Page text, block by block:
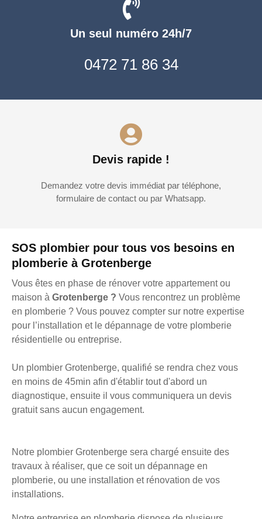
SOS plombier pour tous vos besoins en
plomberie à Grotenberge
Vous êtes en phase de rénover votre appartement ou
maison à Grotenberge ? Vous rencontrez un problème
en plomberie ? Vous pouvez compter sur notre expertise
pour l’installation et le dépannage de votre plomberie
résidentielle ou entreprise.
Un plombier Grotenberge, qualifié se rendra chez vous
en moins de 45min afin d'établir tout d'abord un
diagnostique, ensuite il vous communiquera un devis
gratuit sans aucun engagement.
Notre plombier Grotenberge sera chargé ensuite des
travaux à réaliser, que ce soit un dépannage en
plomberie, ou une installation et rénovation de vos
installations.
Un seul numéro 24h/7
0472 71 86 34
Devis rapide !
Demandez votre devis immédiat par téléphone,
formulaire de contact ou par Whatsapp.